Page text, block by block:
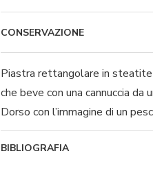
CONSERVAZIONE
Piastra rettangolare in steatite
che beve con una cannuccia
Dorso con l’immagine di un
BIBLIOGRAFIA